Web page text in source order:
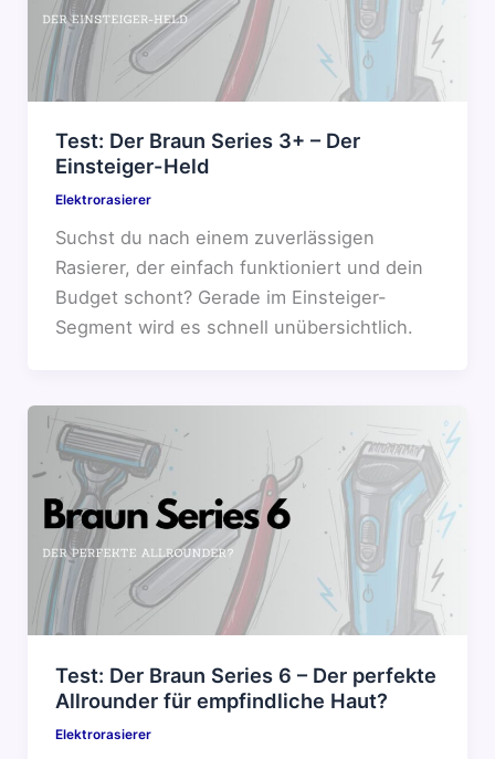
Test: Der Braun Series 3+ – Der
Einsteiger-Held
Elektrorasierer
Suchst du nach einem zuverlässigen
Rasierer, der einfach funktioniert und dein
Budget schont? Gerade im Einsteiger-
Segment wird es schnell unübersichtlich.
Test: Der Braun Series 6 – Der perfekte
Allrounder für empfindliche Haut?
Elektrorasierer